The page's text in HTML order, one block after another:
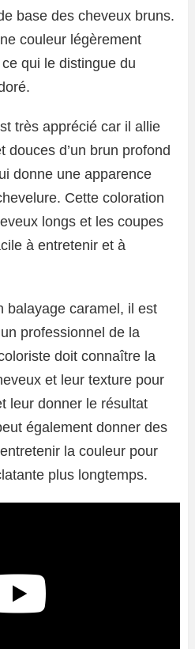
base des cheveux bruns.
couleur légèrement
qui le distingue du
très apprécié car il allie
douces d’un brun profond
donne une apparence
Cette coloration
longs et les coupes
à entretenir et à
balayage caramel, il est
professionnel de la
doit connaître la
et leur texture pour
leur donner le résultat
également donner des
la couleur pour
plus longtemps.